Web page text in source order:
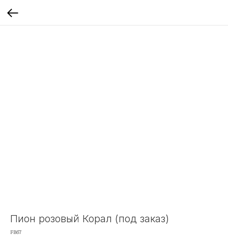
Пион розовый Корал (под заказ)
FB67